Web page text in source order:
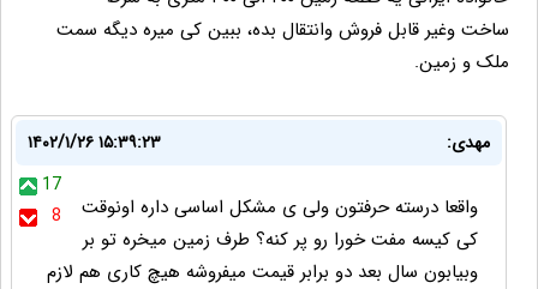
ساخت وغیر قابل فروش وانتقال بده، ببین کی میره دیگه سمت
ملک و زمین.
مهدی:
۱۴۰۲/۱/۲۶ ۱۵:۳۹:۲۳
17
8
واقعا درسته حرفتون ولی ی مشکل اساسی داره اونوقت
کی کیسه مفت خورا رو پر کنه؟ طرف زمین میخره تو بر
وبیابون سال بعد دو برابر قیمت میفروشه هیچ کاری هم لازم